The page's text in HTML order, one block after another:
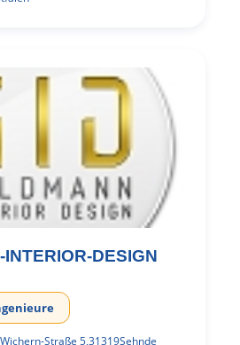
DESIGN
Straße 5,31319Sehnde